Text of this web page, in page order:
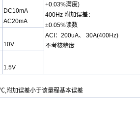
+0.03%满度)
400Hz 附加误差：
±0.05%读数
ACI：200uA、 30A(400Hz)
不考核精度
DC10mA
AC20mA
10V
1.5V
附加误差小于该量程基本误差